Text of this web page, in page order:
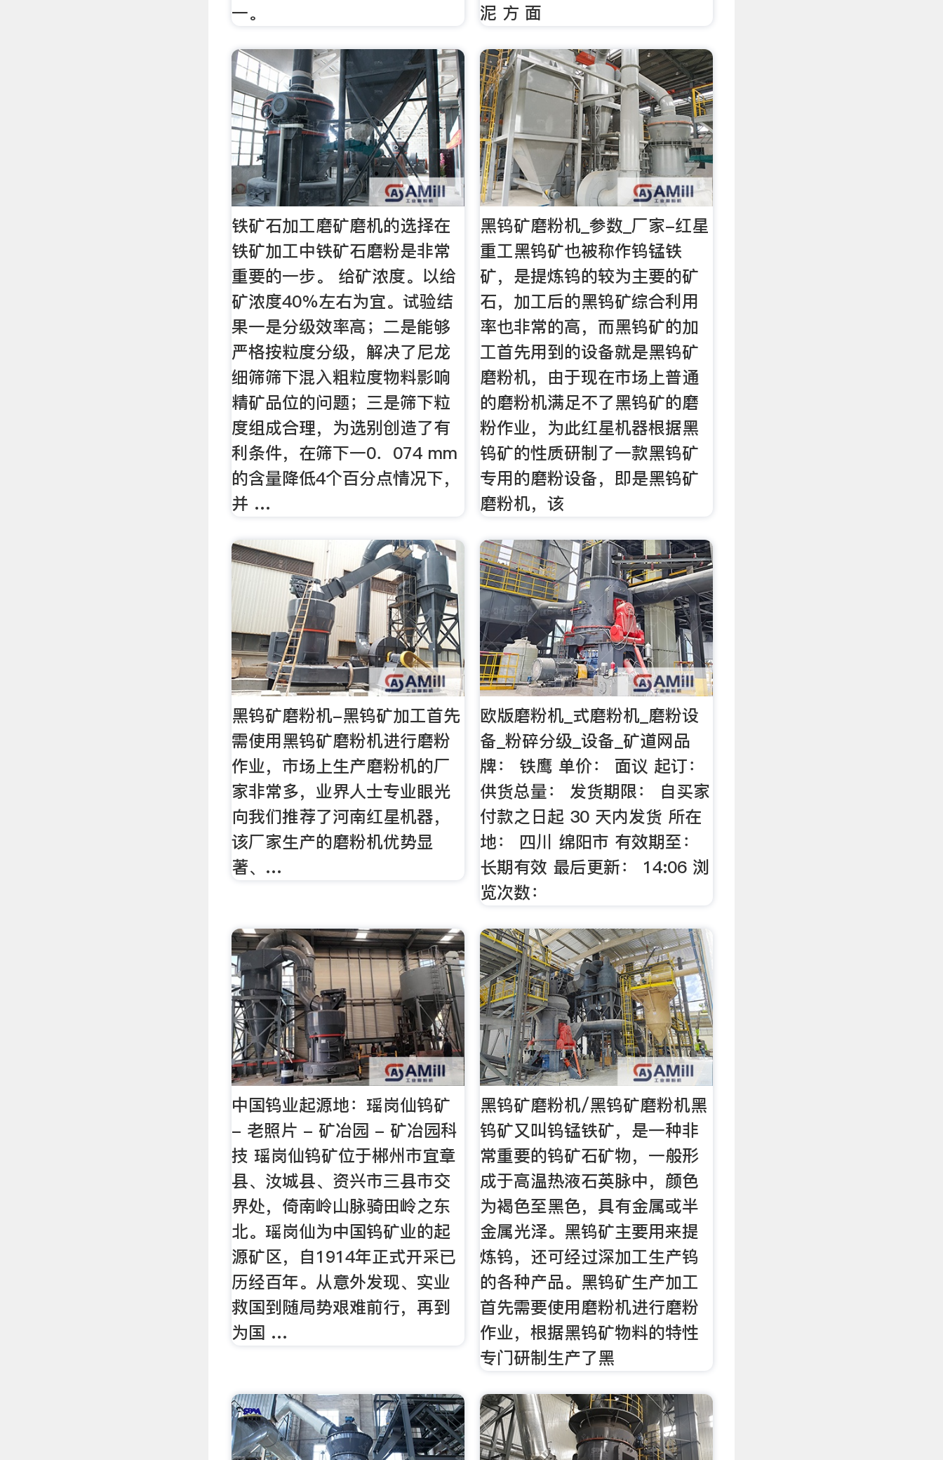
一。
泥 方 面
铁矿石加工磨矿磨机的选择在
铁矿加工中铁矿石磨粉是非常
重要的一步。 给矿浓度。以给
矿浓度40％左右为宜。试验结
果一是分级效率高；二是能够
严格按粒度分级，解决了尼龙
细筛筛下混入粗粒度物料影响
精矿品位的问题；三是筛下粒
度组成合理，为选别创造了有
利条件，在筛下一0．074 mm
的含量降低4个百分点情况下，
并 …
黑钨矿磨粉机_参数_厂家-红星
重工黑钨矿也被称作钨锰铁
矿，是提炼钨的较为主要的矿
石，加工后的黑钨矿综合利用
率也非常的高，而黑钨矿的加
工首先用到的设备就是黑钨矿
磨粉机，由于现在市场上普通
的磨粉机满足不了黑钨矿的磨
粉作业，为此红星机器根据黑
钨矿的性质研制了一款黑钨矿
专用的磨粉设备，即是黑钨矿
磨粉机，该
黑钨矿磨粉机-黑钨矿加工首先
需使用黑钨矿磨粉机进行磨粉
作业，市场上生产磨粉机的厂
家非常多，业界人士专业眼光
向我们推荐了河南红星机器，
该厂家生产的磨粉机优势显
著、…
欧版磨粉机_式磨粉机_磨粉设
备_粉碎分级_设备_矿道网品
牌： 铁鹰 单价： 面议 起订：
供货总量： 发货期限： 自买家
付款之日起 30 天内发货 所在
地： 四川 绵阳市 有效期至：
长期有效 最后更新： 14:06 浏
览次数：
中国钨业起源地：瑶岗仙钨矿
- 老照片 - 矿冶园 - 矿冶园科
技 瑶岗仙钨矿位于郴州市宜章
县、汝城县、资兴市三县市交
界处，倚南岭山脉骑田岭之东
北。瑶岗仙为中国钨矿业的起
源矿区，自1914年正式开采已
历经百年。从意外发现、实业
救国到随局势艰难前行，再到
为国 …
黑钨矿磨粉机/黑钨矿磨粉机黑
钨矿又叫钨锰铁矿，是一种非
常重要的钨矿石矿物，一般形
成于高温热液石英脉中，颜色
为褐色至黑色，具有金属或半
金属光泽。黑钨矿主要用来提
炼钨，还可经过深加工生产钨
的各种产品。黑钨矿生产加工
首先需要使用磨粉机进行磨粉
作业，根据黑钨矿物料的特性
专门研制生产了黑